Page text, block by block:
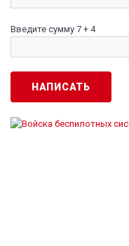
Введите сумму 7 + 4